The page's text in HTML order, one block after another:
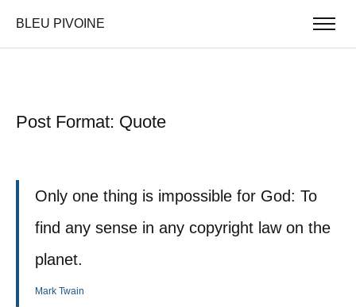
BLEU PIVOINE
Post Format: Quote
Only one thing is impossible for God: To
find any sense in any copyright law on the
planet.
Mark Twain